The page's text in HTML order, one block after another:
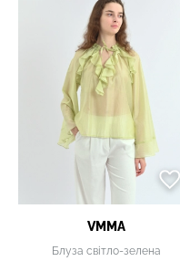
VMMA
Блуза світло-зелена